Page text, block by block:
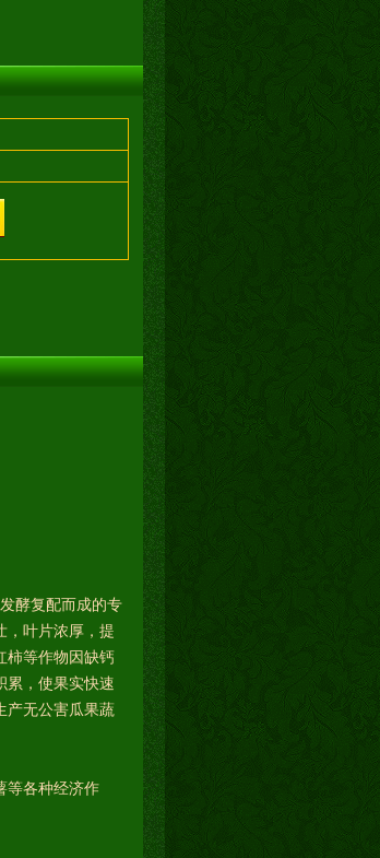
酵复配而成的专
，叶片浓厚，提
柿等作物因缺钙
累，使果实快速
产无公害瓜果蔬
等各种经济作